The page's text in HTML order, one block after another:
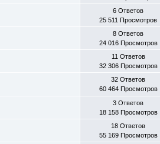
6 Ответов
25 511 Просмотров
8 Ответов
24 016 Просмотров
11 Ответов
32 306 Просмотров
32 Ответов
60 464 Просмотров
3 Ответов
18 158 Просмотров
18 Ответов
55 169 Просмотров